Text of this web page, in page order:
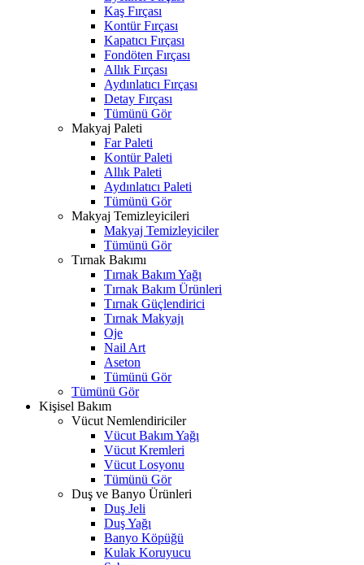
Kaş Fırçası
Kontür Fırçası
Kapatıcı Fırçası
Fondöten Fırçası
Allık Fırçası
Aydınlatıcı Fırçası
Detay Fırçası
Tümünü Gör
Makyaj Paleti
Far Paleti
Kontür Paleti
Allık Paleti
Aydınlatıcı Paleti
Tümünü Gör
Makyaj Temizleyicileri
Makyaj Temizleyiciler
Tümünü Gör
Tırnak Bakımı
Tırnak Bakım Yağı
Tırnak Bakım Ürünleri
Tırnak Güçlendirici
Tırnak Makyajı
Oje
Nail Art
Aseton
Tümünü Gör
Tümünü Gör
Kişisel Bakım
Vücut Nemlendiriciler
Vücut Bakım Yağı
Vücut Kremleri
Vücut Losyonu
Tümünü Gör
Duş ve Banyo Ürünleri
Duş Jeli
Duş Yağı
Banyo Köpüğü
Kulak Koruyucu